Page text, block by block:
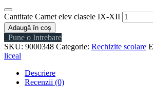
Cantitate Carnet elev clasele IX-XII
Adaugă în coș
Pune o Intrebare
SKU: 9000348 Categorie: Rechizite scolare
liceal
Descriere
Recenzii (0)